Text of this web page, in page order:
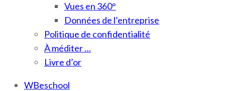
Vues en 360°
Données de l’entreprise
Politique de confidentialité
À méditer …
Livre d’or
WBeschool